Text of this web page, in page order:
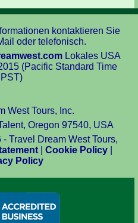
kontaktieren Sie
oder telefonisch.
Lokales USA
(Pacific Standard Time
PST)
West Tours, Inc.
Oregon 97540, USA
Travel Dream West Tours,
|Cookie Policy
Policy